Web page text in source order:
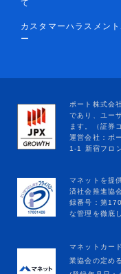
て
カスタマーハラスメン
ー
マネットカー
業協会の定め